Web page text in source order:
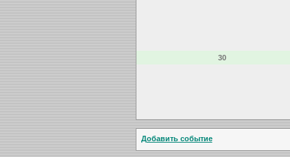
30
Добавить событие